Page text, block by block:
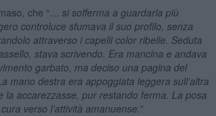
che “… si sofferma a guardarla più
controluce sfumava il suo profilo, senza
attraverso i capelli color ribelle. Seduta
stava scrivendo. Era mancina e andava
garbato, ma deciso una pagina del
mano destra era appoggiata leggera sull’altra
la accarezzasse, pur restando ferma. La posa
verso l’attività amanuense.”